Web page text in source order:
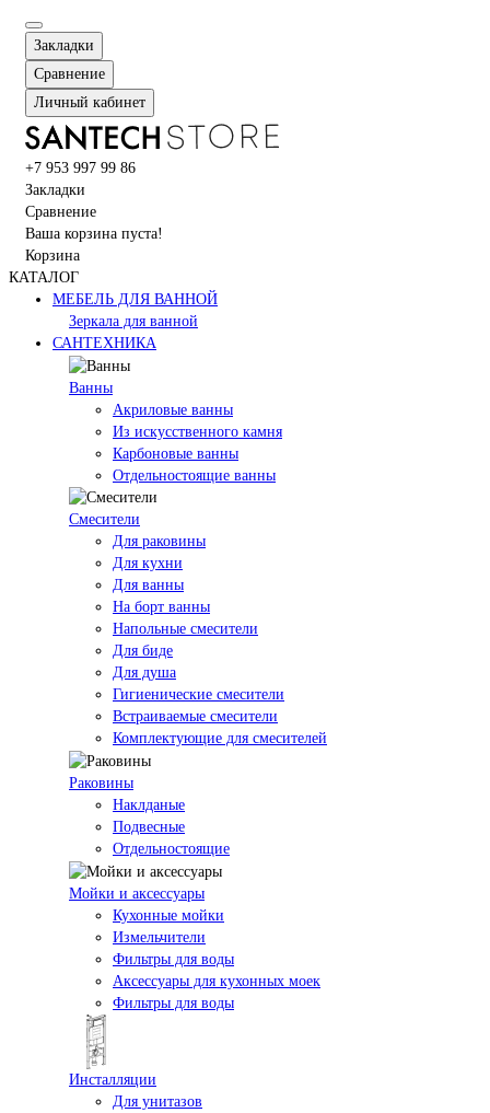
Закладки
Сравнение
Личный кабинет
+7 953 997 99 86
Закладки
Сравнение
Ваша корзина пуста!
Корзина
КАТАЛОГ
МЕБЕЛЬ ДЛЯ ВАННОЙ
Зеркала для ванной
САНТЕХНИКА
Ванны
Акриловые ванны
Из искусственного камня
Карбоновые ванны
Отдельностоящие ванны
Смесители
Для раковины
Для кухни
Для ванны
На борт ванны
Напольные смесители
Для биде
Для душа
Гигиенические смесители
Встраиваемые смесители
Комплектующие для смесителей
Раковины
Наклданые
Подвесные
Отдельностоящие
Мойки и аксессуары
Кухонные мойки
Измельчители
Фильтры для воды
Аксессуары для кухонных моек
Фильтры для воды
Инсталляции
Для унитазов